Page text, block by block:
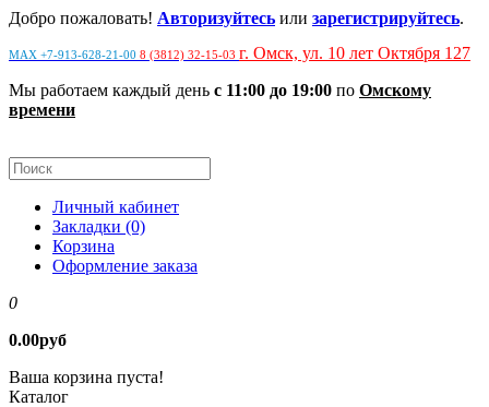
Добро пожаловать! Авторизуйтесь или зарегистрируйтесь.
MAX +7-913-628-21-00 8 (3812) 32-15-03 г. Омск, ул. 10 лет Октября 127
Мы работаем каждый день с 11:00 до 19:00 по Омскому
времени
Личный кабинет
Закладки (0)
Корзина
Оформление заказа
0
0.00руб
Ваша корзина пуста!
Каталог